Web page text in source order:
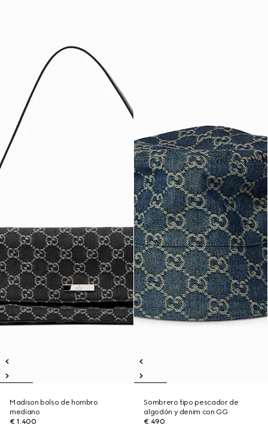
Madison bolso de hombro
mediano
€ 1.400
Sombrero tipo pescador de
algodón y denim con GG
€ 490